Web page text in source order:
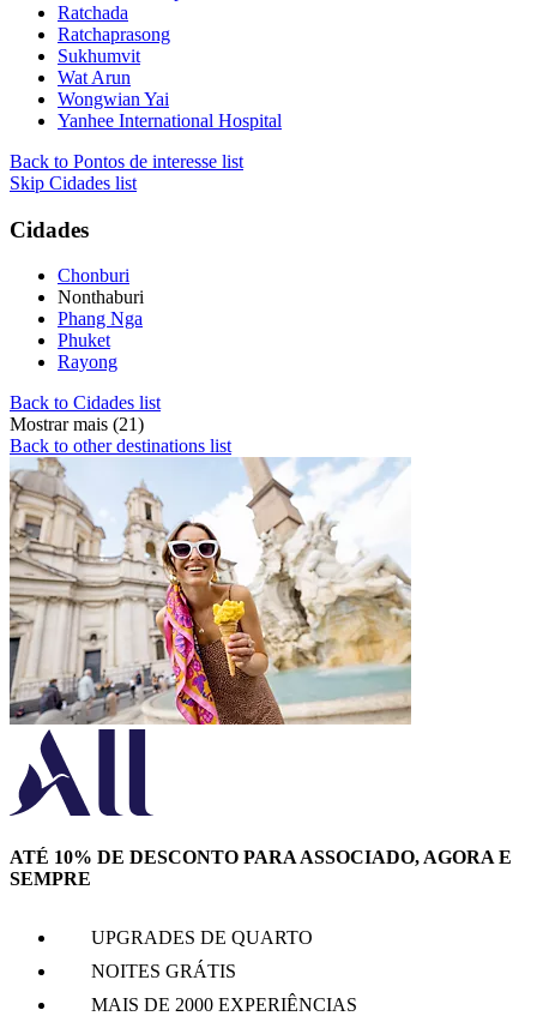
Ratchada
Ratchaprasong
Sukhumvit
Wat Arun
Wongwian Yai
Yanhee International Hospital
Back to Pontos de interesse list
Skip Cidades list
Cidades
Chonburi
Nonthaburi
Phang Nga
Phuket
Rayong
Back to Cidades list
Mostrar mais (21)
Back to other destinations list
ATÉ 10% DE DESCONTO PARA ASSOCIADO, AGORA E
SEMPRE
UPGRADES DE QUARTO
NOITES GRÁTIS
MAIS DE 2000 EXPERIÊNCIAS